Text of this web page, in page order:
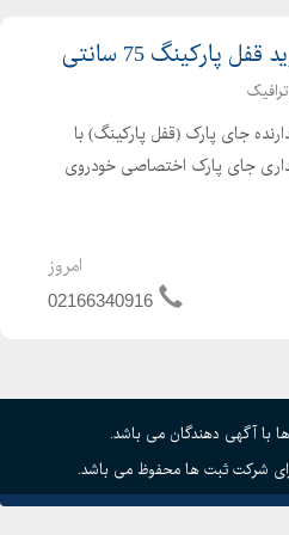
قفل پارکینگ 75 سانتی
ترافیک
جای پارک (قفل پارکینگ) با
جای پارک اختصاصی خودروی
و تنش روزانه شما جلوگیری می
برای حراست از جای...
امروز
02166340916
با آگهی دهندگان می باشد.
شرکت ثبت ها محفوظ می باشد.